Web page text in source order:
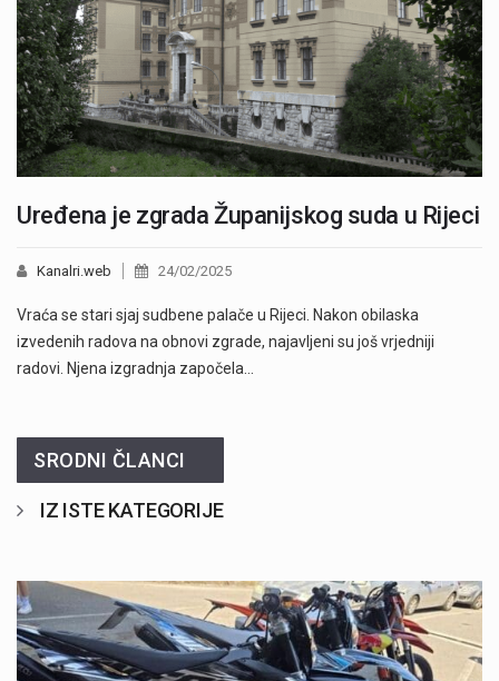
Uređena je zgrada Županijskog suda u Rijeci
Kanalri.web 24/02/2025
Vraća se stari sjaj sudbene palače u Rijeci. Nakon obilaska
izvedenih radova na obnovi zgrade, najavljeni su još vrjedniji
radovi. Njena izgradnja započela…
SRODNI ČLANCI
IZ ISTE KATEGORIJE